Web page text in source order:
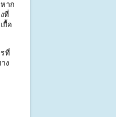
าก
ที่
ยื้อ
ที่
ง